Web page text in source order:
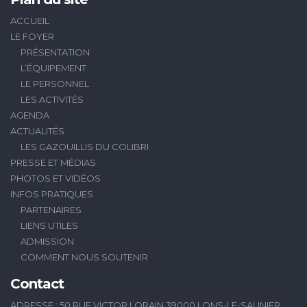
ACCUEIL
LE FOYER
PRÉSENTATION
L’ÉQUIPEMENT
LE PERSONNEL
LES ACTIVITÉS
AGENDA
ACTUALITÉS
LES GAZOUILLIS DU COLIBRI
PRESSE ET MÉDIAS
PHOTOS ET VIDÉOS
INFOS PRATIQUES
PARTENAIRES
LIENS UTILES
ADMISSION
COMMENT NOUS SOUTENIR
Contact
ADRESSE : 50 RUE VICTOR LORAIN 39000 LONS-LE-SAUNIER